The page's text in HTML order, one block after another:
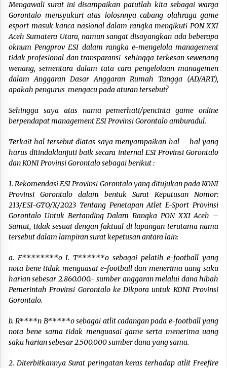
Mengawali surat ini disampaikan patutlah kita sebagai warga
Gorontalo mensyukuri atas lolosnnya cabang olahraga game
esport masuk kanca nasional dalam rangka mengikuti PON XXI
Aceh Sumatera Utara, namun sangat disayangkan ada beberapa
oknum Pengprov ESI dalam rangka e-mengelola management
tidak profesional dan transparansi sehingga terkesan sewenang
wenang, sementara dalam tata cara pengelolaan managemen
dalam Anggaran Dasar Anggaran Rumah Tangga (AD/ART),
apakah pengurus mengacu pada aturan tersebut?
Sehingga saya atas nama pemerhati/pencinta game online
berpendapat management ESI Provinsi Gorontalo amburadul.
Terkait hal tersebut diatas saya menyampaikan hal – hal yang
harus ditindaklanjuti baik secara internal ESI Provinsi Gorontalo
dan KONI Provinsi Gorontalo sebagai berikut :
1. Rekomendasi ESI Provinsi Gorontalo yang ditujukan pada KONI
Provinsi Gorontalo dalam bentuk Surat Keputusan Nomor:
213/ESI-GTO/X/2023 Tentang Penetapan Atlet E-Sport Provinsi
Gorontalo Untuk Bertanding Dalam Rangka PON XXI Aceh –
Sumut, tidak sesuai dengan faktual di lapangan terutama nama
tersebut dalam lampiran surat kepetusan antara lain:
a. F********o I. T******o sebagai pelatih e-football yang
nota bene tidak menguasai e-football dan menerima uang saku
harian sebesar 2.860.000.- sumber anggaran melalui dana hibah
Pemerintah Provinsi Gorontalo ke Dikpora untuk KONI Provinsi
Gorontalo.
b. R****n B*****o sebagai atlit cadangan pada e-football yang
nota bene sama tidak menguasai game serta menerima uang
saku harian sebesar 2.500.000 sumber dana yang sama.
2. Diterbitkannya Surat peringatan keras terhadap atlit Freefire